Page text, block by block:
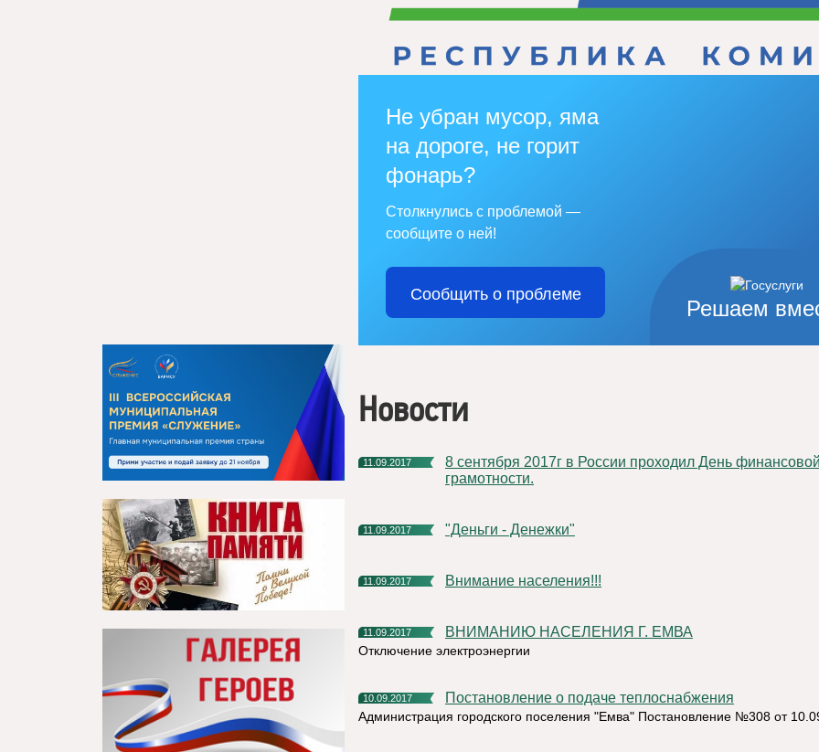
Решаем
Не убран мусор, яма
на дороге, не горит
фонарь?
Столкнулись с проблемой —
сообщите о ней!
Сообщить о проблеме
Новости
11.09.2017
8 сентября 2017г в России проходил День финансовой
грамотности.
11.09.2017 "Деньги - Денежки"
11.09.2017 Внимание населения!!!
11.09.2017 ВНИМАНИЮ НАСЕЛЕНИЯ Г. ЕМВА
Отключение электроэнергии
10.09.2017 Постановление о подаче теплоснабжения
Администрация городского поселения "Емва" Постановление №308 от